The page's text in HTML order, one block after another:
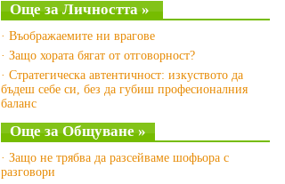
Още за Личността »
· Въображаемите ни врагове
· Защо хората бягат от отговорност?
· Стратегическа автентичност: изкуството да
бъдеш себе си, без да губиш професионалния
баланс
Още за Общуване »
· Защо не трябва да разсейваме шофьора с
разговори